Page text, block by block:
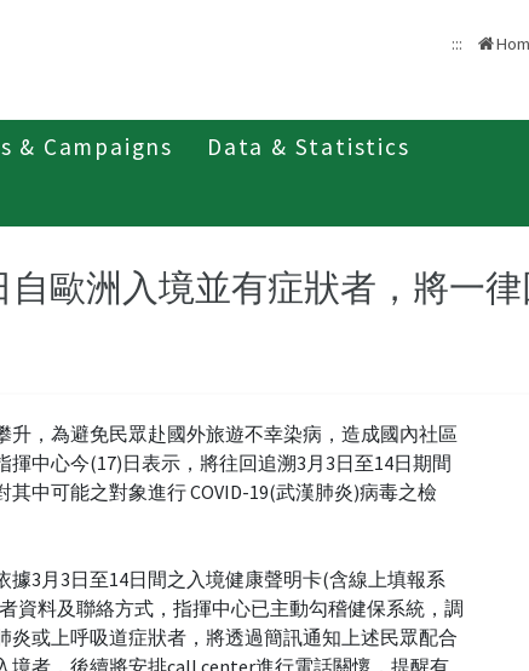
:::
& Campaigns
Data & Statistics
自歐洲入境並有症狀者，將一
升，為避免民眾赴國外旅遊不幸染病，造成國內社區
揮中心今(17)日表示，將往回追溯3月3日至14日期間
中可能之對象進行 COVID-19(武漢肺炎)病毒之檢
據3月3日至14日間之入境健康聲明卡(含線上填報系
資料及聯絡方式，指揮中心已主動勾稽健保系統，調
炎或上呼吸道症狀者，將透過簡訊通知上述民眾配合
境者，後續將安排call center進行電話關懷，提醒有